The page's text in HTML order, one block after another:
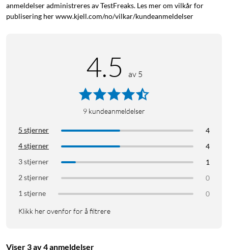
Spesifikasjoner
iOS/Android (bare for kontrollerens innstillinger)
anmeldelser administreres av TestFreaks. Les mer om vilkår for
publisering her www.kjell.com/no/vilkar/kundeanmeldelser
4.5 av 5
9 kundeanmeldelser
5 stjerner
4
4 stjerner
4
3 stjerner
1
2 stjerner
0
1 stjerne
0
Klikk her ovenfor for å filtrere
Viser 3 av 4 anmeldelser